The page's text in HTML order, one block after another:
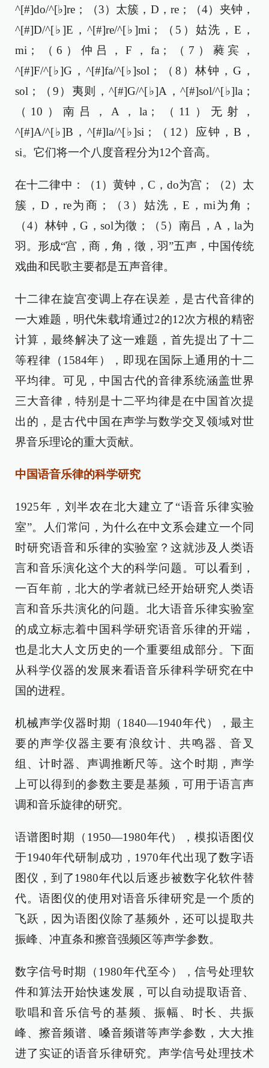
^[#]do/^[♭]re；（3）太簇，D，re；（4）夹钟，
^[#]D/^[♭]E，^[#]re/^[♭]mi；（5）姑洗，E，
mi；（6）仲吕，F，fa；（7）蕤宾，
^[#]F/^[♭]G，^[#]fa/^[♭]sol；（8）林钟，G，
sol；（9）夷则，^[#]G/^[♭]A，^[#]sol/^[♭]la；
（10）南吕，A，la；（11）无射，
^[#]A/^[♭]B，^[#]la/^[♭]si；（12）应钟，B，
si。它们将一个八度音程分为12个音高。
在十二律中：（1）黄钟，C，do为宫；（2）太
簇，D，re为商；（3）姑洗，E，mi为角；
（4）林钟，G，sol为徵；（5）南吕，A，la为
羽。形成“宫，商，角，徵，羽”五声，中国传统
戏曲和民歌主要都是五声音律。
十二律在旋宫变调上存在误差，是古代音律的
一大难题，明代朱载堉通过2的12次方根的精密
计算，最终解决了这一难题，首先提出了十二
等程律（1584年），即现在国际上通用的十二
平均律。可见，中国古代的音律系统涵盖世界
三大音律，特别是十二平均律是在中国首次提
出的，是古代中国在声学与数学交叉领域对世
界音乐理论的重大贡献。
中国语音乐律的科学研究
1925年，刘半农在北大建立了“语音乐律实验
室”。人们常问，为什么在中文系会建立一个同
时研究语音和乐律的实验室？这就涉及人类语
言和音乐演化这个大的科学问题。可以看到，
一百年前，北大的学者就已经开始研究人类语
言和音乐共演化的问题。北大语音乐律实验室
的成立标志着中国科学研究语音乐律的开端，
也是北大人文历史的一个重要组成部分。下面
从科学仪器的发展来看语音乐律科学研究在中
国的进程。
机械声学仪器时期（1840—1940年代），最主
要的声学仪器主要有浪纹计、共鸣器、音叉
组、计时器、声调推断尺等。这个时期，声学
上可以得到的参数主要是基频，可用于语言声
调和音乐旋律的研究。
语谱图时期（1950—1980年代），模拟语图仪
于1940年代研制成功，1970年代出现了数字语
图仪，到了1980年代以后逐步被数字化软件替
代。语图仪的使用对语音乐律研究是一个质的
飞跃，因为语图仪除了基频外，还可以提取共
振峰、冲直条和擦音强频区等声学参数。
数字信号时期（1980年代至今），信号处理软
件和算法开始快速发展，可以自动提取语音、
歌唱和音乐信号的基频、振幅、时长、共振
峰、擦音频谱、嗓音频谱等声学参数，大大推
进了实证的语音乐律研究。声学信号处理技术